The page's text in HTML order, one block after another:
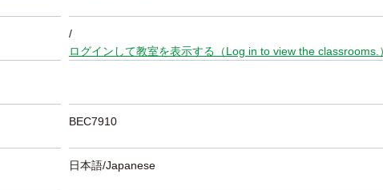
/
ログインして教室を表示する（Log in to view the classrooms.）
BEC7910
日本語/Japanese